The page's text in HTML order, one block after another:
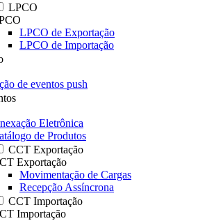
LPCO
LPCO de Exportação
LPCO de Importação
de eventos push
Eletrônica
de Produtos
CCT Exportação
Exportação
Movimentação de Cargas
Recepção Assíncrona
CCT Importação
Importação